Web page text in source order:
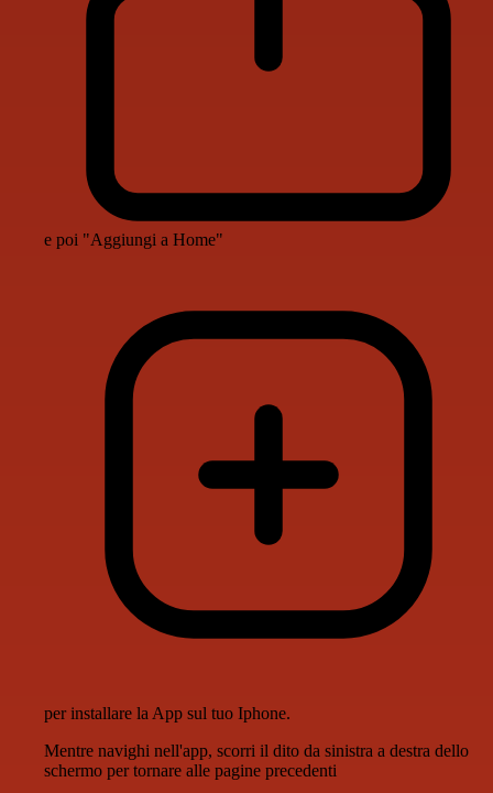
e poi "Aggiungi a Home"
per installare la App sul tuo Iphone.
Mentre navighi nell'app, scorri il dito da sinistra a destra dello
schermo per tornare alle pagine precedenti